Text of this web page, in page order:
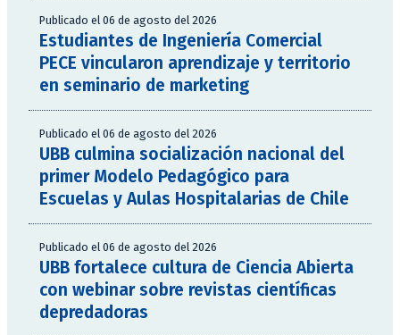
Publicado el 06 de agosto del 2026
Estudiantes de Ingeniería Comercial
PECE vincularon aprendizaje y territorio
en seminario de marketing
Publicado el 06 de agosto del 2026
UBB culmina socialización nacional del
primer Modelo Pedagógico para
Escuelas y Aulas Hospitalarias de Chile
Publicado el 06 de agosto del 2026
UBB fortalece cultura de Ciencia Abierta
con webinar sobre revistas científicas
depredadoras